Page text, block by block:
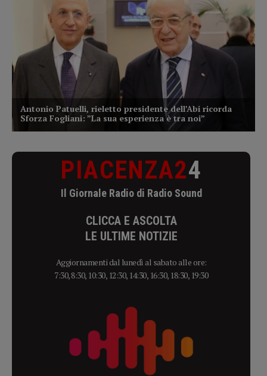
PIACENZA24
Il Giornale Radio di Radio Sound
CLICCA E ASCOLTA
LE ULTIME NOTIZIE
Aggiornamenti dal lunedì al sabato alle ore:
7:30, 8:30, 10:30, 12:30, 14:30, 16:30, 18:30, 19:30